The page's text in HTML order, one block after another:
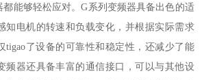
能够轻松应对。G系列变频器具备出色的适
知电机的转速和负载变化，并根据实际需求
tigao了设备的可靠性和稳定性，还减少了能
频器还具备丰富的通信接口，可以与其他设